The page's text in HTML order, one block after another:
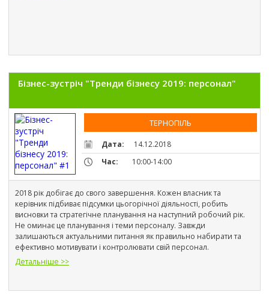
Бізнес-зустріч "Тренди бізнесу 2019: персонал"
ТЕРНОПІЛЬ
Дата:
14.12.2018
Час:
10:00-14:00
2018 рік добігає до свого завершення. Кожен власник та
керівник підбиває підсумки цьогорічної діяльності, робить
висновки та стратегічне планування на наступний робочий рік.
Не оминає це планування і теми персоналу. Завжди
залишаються актуальними питання як правильно набирати та
ефективно мотивувати і контролювати свій персонал.
Детальніше >>